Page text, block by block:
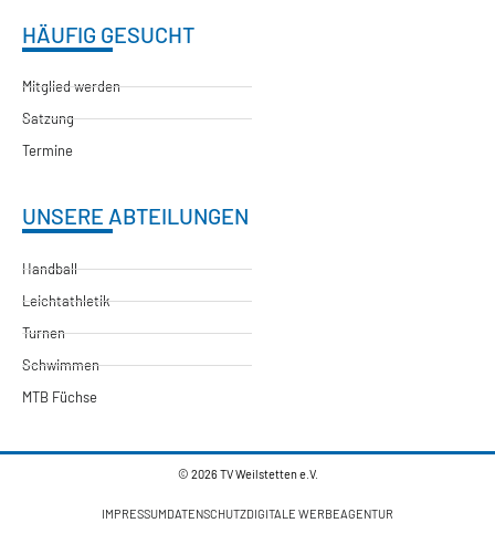
HÄUFIG GESUCHT
Mitglied werden
Satzung
Termine
UNSERE ABTEILUNGEN
Handball
Leichtathletik
Turnen
Schwimmen
MTB Füchse
© 2026 TV Weilstetten e.V.
IMPRESSUMDATENSCHUTZDIGITALE WERBEAGENTUR